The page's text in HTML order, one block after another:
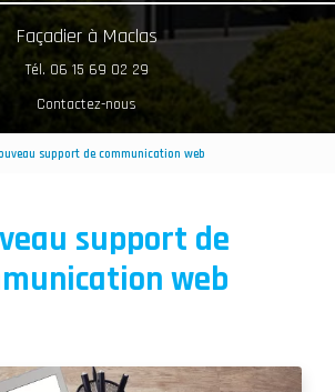
Façadier à Maclas
Tél. 06 15 69 02 29
Contactez-nous
support de communication web
support de
web